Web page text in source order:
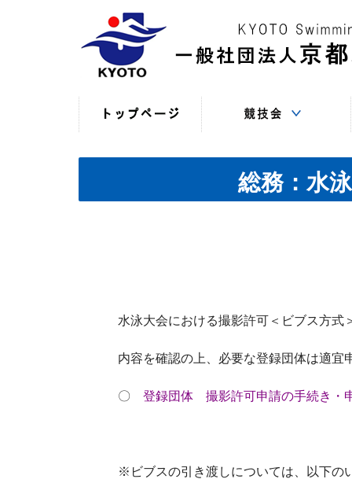
（現年度）
（過年度以前）
（申込・連絡事項等）
総務：水
水泳大会における撮影許可＜ビブス方式
内容を確認の上、必要な登録団体は適宜
〇 登録団体 撮影許可申請の手続き・
※ビブスの引き渡しについては、以下の